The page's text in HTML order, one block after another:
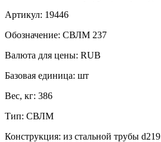
Артикул: 19446
Обозначение: СВЛМ 237
Валюта для цены: RUB
Базовая единица: шт
Вес, кг: 386
Тип: СВЛМ
Конструкция: из стальной трубы d219